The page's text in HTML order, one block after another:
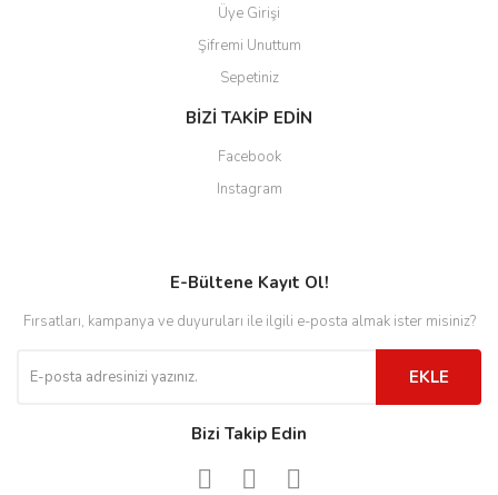
Üye Girişi
Şifremi Unuttum
Sepetiniz
BİZİ TAKİP EDİN
Facebook
Instagram
E-Bültene Kayıt Ol!
Fırsatları, kampanya ve duyuruları ile ilgili e-posta almak ister misiniz?
EKLE
Bizi Takip Edin